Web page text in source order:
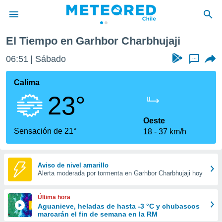
de
por
que se
calidad.
a este
las
y
forma
digital
basada
El Tiempo en Garhbor Charbhujaji
06:51 Sábado ...
Calima
23°
Sensación de 21°
Oeste
18
37 km/h
Aviso de nivel amarillo
Alerta moderada por tormenta en Garhbor Charbhujaji hoy
Última hora
Aguanieve, heladas de hasta -3 °C y chubascos
marcarán el fin de semana en la RM